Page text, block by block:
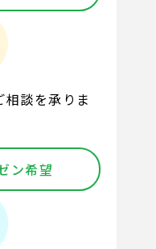
談を承りま
ン希望